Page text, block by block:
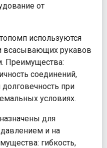
от
используются
всасывающих рукавов
Преимущества:
соединений,
долговечность при
условиях.
для
и на
гибкость,